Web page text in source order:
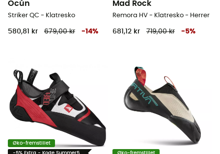
Ocún
Striker QC - Klatresko
580,81 kr 679,00 kr -14%
Mad Rock
Remora HV - Klatresko - Herrer
681,12 kr 719,00 kr -5%
Øko-fremstillet